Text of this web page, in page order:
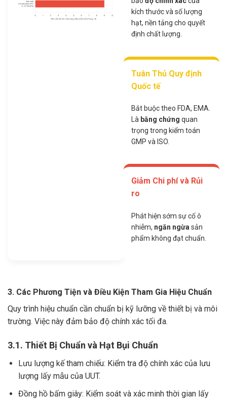
kích thước và số lượng
hạt, nền tảng cho quyết
định chất lượng.
Tuân Thủ Quy định
Quốc tế
Bắt buộc theo FDA, EMA.
Là bằng chứng quan
trọng trong kiểm toán
GMP và ISO.
Giảm Chi phí và Rủi
ro
Phát hiện sớm sự cố ô
nhiễm, ngăn ngừasản
phẩm không đạt chuẩn.
3. Các Phương Tiện và Điều Kiện Tham Gia Hiệu Chuẩn
Quy trình hiệu chuẩn cần chuẩn bị kỹ lưỡng về thiết bị và môi
trường. Việc này đảm bảo độ chính xác tối đa.
3.1. Thiết Bị Chuẩn và Hạt Bụi Chuẩn
Lưu lượng kế tham chiếu: Kiểm tra độ chính xác của lưu
lượng lấy mẫu của UUT.
Đồng hồ bấm giây: Kiểm soát và xác minh thời gian lấy